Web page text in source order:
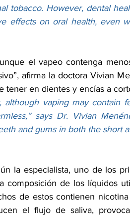
tobacco. However, dental
effects on oral health, even
el vapeo contenga
afirma la doctora Vivian
tener en dientes y encías a
although vaping may contain
says Dr. Vivian
and gums in both the short
la especialista, uno de los
composición de los líquidos
de estos contienen
el flujo de saliva,